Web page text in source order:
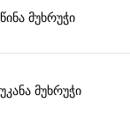
წინა მუხრუჭი
უკანა მუხრუჭი